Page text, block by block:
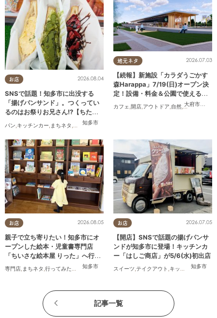
お店
知多市
2026.08.04
SNSで話題！知多市に出没する
「揚げパンサンド」。つくってい
るのはお祭りお兄さん!?【ちたま
パン キッチンカー まちネタ ちたまる調査隊
地元ネタ
大府市
,東浦
2026.07.03
【続報】新施設「カラダうごかす
森Harappa」7/19(日)オープン決
定！設備・料金＆公園で使えるレ
ンタルアイテムも登場
カフェ,開店,アウトドア,自然,まちネタ,
お店
知多市
2026.08.05
親子で立ち寄りたい！知多市にオ
ープンした絵本・児童書専門店
「ちいさな絵本屋 りった」へ行っ
てみた
専門店, まちネタ ,行ってみたレポ ,親子,家族 おひとりさま
お店
知多市
2026.07.05
【開店】SNSで話題の揚げパンサ
ンドが知多市に登場！キッチンカ
ー「はしご商店」が5/6(水)初出店
スイーツ,テイクアウト ,キッチンカー ,開店
記事一覧